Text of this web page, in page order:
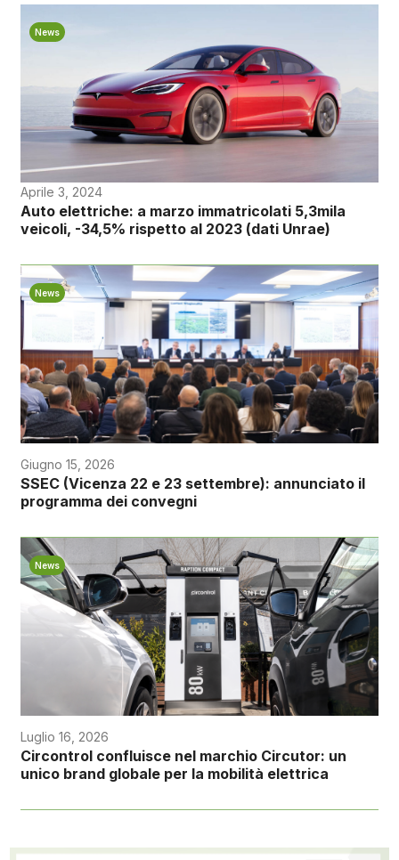
News
Aprile 3, 2024
Auto elettriche: a marzo immatricolati 5,3mila
veicoli, -34,5% rispetto al 2023 (dati Unrae)
News
Giugno 15, 2026
SSEC (Vicenza 22 e 23 settembre): annunciato il
programma dei convegni
News
Luglio 16, 2026
Circontrol confluisce nel marchio Circutor: un
unico brand globale per la mobilità elettrica